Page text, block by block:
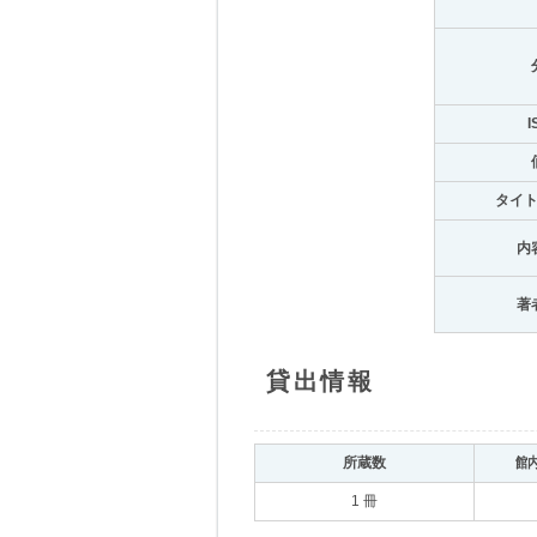
タイ
内
著
貸出情報
所蔵数 館
1 冊